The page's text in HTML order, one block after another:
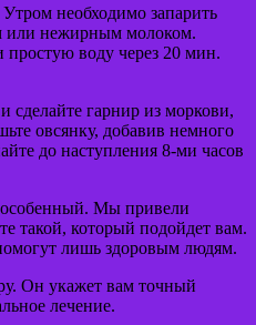
необходимо запарить
или нежирным молоком.
воду через 20 мин.
сделайте гарнир из моркови,
овсянку, добавив немного
до наступления 8-ми часов
особенный. Мы привели
такой, который подойдет вам.
лишь здоровым людям.
Он укажет вам точный
лечение.